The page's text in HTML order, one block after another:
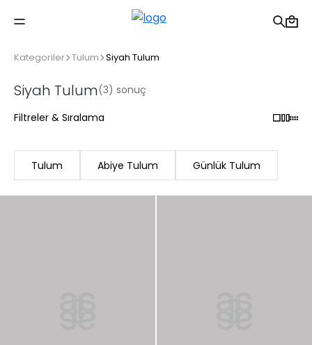
2500 TL üzeri ücretsiz kargo
Kategoriler Tulum Siyah Tulum
Siyah Tulum(3) sonuç
Filtreler & Sıralama
Tulum Abiye Tulum Günlük Tulum